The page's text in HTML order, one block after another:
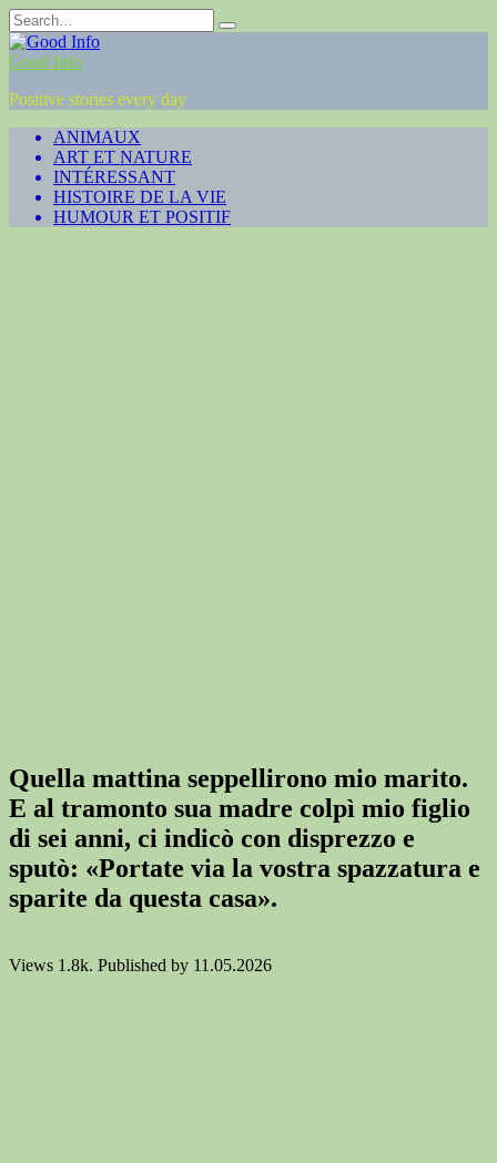
Skip
to
content
Search
for:
Good Info
Positive stories every day
ANIMAUX
ART ET NATURE
INTÉRESSANT
HISTOIRE DE LA VIE
HUMOUR ET POSITIF
Quella mattina seppellirono mio marito.
E al tramonto sua madre colpì mio figlio
di sei anni, ci indicò con disprezzo e
sputò: «Portate via la vostra spazzatura e
sparite da questa casa».
Views 1.8k. Published by 11.05.2026